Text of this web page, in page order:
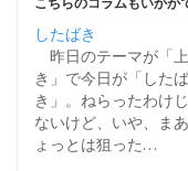
したばき
昨日のテーマが「
き」で今日が「したば
き」。ねらったわけ
ないけど、いや、ま
ょっとは狙った…